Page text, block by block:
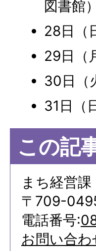
図書館
28日（
29日（
30日（
31日（
この記
まち経営課
〒709-
電話番号:
お問い合